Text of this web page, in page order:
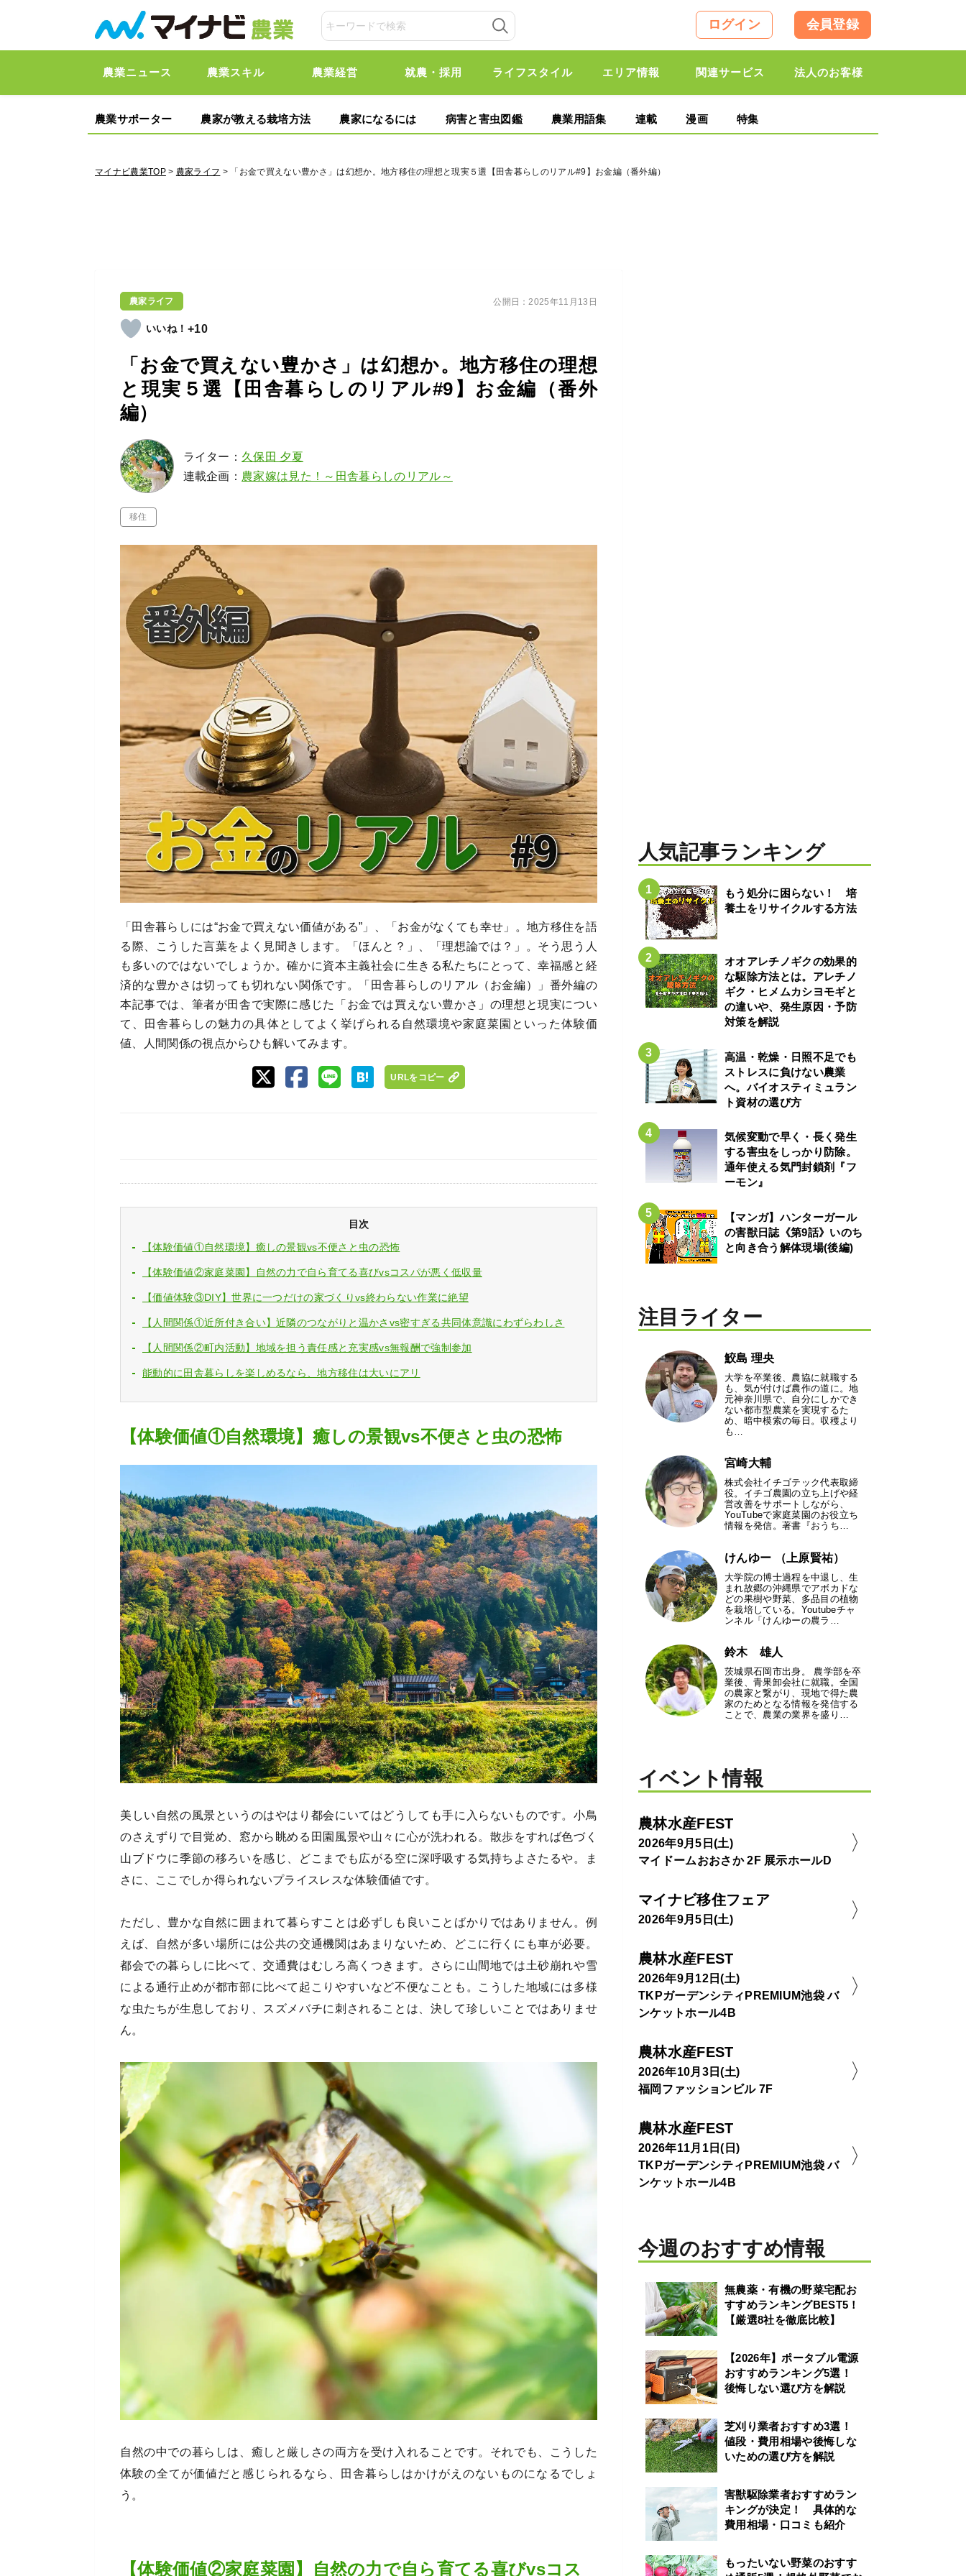
ログイン 会員登録
農業ニュース 農業スキル 農業経営 就農・採用 ライフスタイル エリア情報 関連サービス 法人のお客様
農業サポーター 農家が教える栽培方法 農家になるには 病害と害虫図鑑 農業用語集 連載 漫画 特集
マイナビ農業TOP> 農家ライフ > 「お金で買えない豊かさ」は幻想か。地方移住の理想と現実５選【田舎暮らしのリアル#9】お金編（番外編）
農家ライフ
+10
「お金で買えない豊かさ」は幻想か。地方移住の理想
と現実５選【田舎暮らしのリアル#9】お金編（番外
編）
ライター： 久保田 夕夏
連載企画： 農家嫁は見た！～田舎暮らしのリアル～
移住
公開日：2025年11月13日
「田舎暮らしには“お金で買えない価値がある”」、「お金がなくても幸せ」。地方移住を語
る際、こうした言葉をよく見聞きします。「ほんと？」、「理想論では？」。そう思う人
も多いのではないでしょうか。確かに資本主義社会に生きる私たちにとって、幸福感と経
済的な豊かさは切っても切れない関係です。「田舎暮らしのリアル（お金編）」番外編の
本記事では、筆者が田舎で実際に感じた「お金では買えない豊かさ」の理想と現実につい
て、田舎暮らしの魅力の具体としてよく挙げられる自然環境や家庭菜園といった体験価
値、人間関係の視点からひも解いてみます。
URLをコピー
目次
【体験価値①自然環境】癒しの景観vs不便さと虫の恐怖
【体験価値②家庭菜園】自然の力で自ら育てる喜びvsコスパが悪く低収量
【価値体験③DIY】世界に一つだけの家づくりvs終わらない作業に絶望
【人間関係①近所付き合い】近隣のつながりと温かさvs密すぎる共同体意識にわずらわしさ
【人間関係②町内活動】地域を担う責任感と充実感vs無報酬で強制参加
能動的に田舎暮らしを楽しめるなら、地方移住は大いにアリ
【体験価値①自然環境】癒しの景観vs不便さと虫の恐怖
美しい自然の風景というのはやはり都会にいてはどうしても手に入らないものです。小鳥
のさえずりで目覚め、窓から眺める田園風景や山々に心が洗われる。散歩をすれば色づく
山ブドウに季節の移ろいを感じ、どこまでも広がる空に深呼吸する気持ちよさたるや。ま
さに、ここでしか得られないプライスレスな体験価値です。
ただし、豊かな自然に囲まれて暮らすことは必ずしも良いことばかりではありません。例
えば、自然が多い場所には公共の交通機関はあまりないため、どこに行くにも車が必要。
都会での暮らしに比べて、交通費はむしろ高くつきます。さらに山間地では土砂崩れや雪
による通行止めが都市部に比べて起こりやすいなど不便なことも。こうした地域には多様
な虫たちが生息しており、スズメバチに刺されることは、決して珍しいことではありませ
ん。
自然の中での暮らしは、癒しと厳しさの両方を受け入れることです。それでも、こうした
体験の全てが価値だと感じられるなら、田舎暮らしはかけがえのないものになるでしょ
う。
【体験価値②家庭菜園】自然の力で自ら育てる喜びvsコス
人気記事ランキング
もう処分に困らない！ 培
養土をリサイクルする方法
オオアレチノギクの効果的
な駆除方法とは。アレチノ
ギク・ヒメムカシヨモギと
の違いや、発生原因・予防
対策を解説
高温・乾燥・日照不足でも
ストレスに負けない農業
へ。バイオスティミュラン
ト資材の選び方
気候変動で早く・長く発生
する害虫をしっかり防除。
通年使える気門封鎖剤『フ
ーモン』
【マンガ】ハンターガール
の害獣日誌《第9話》いのち
と向き合う解体現場(後編)
注目ライター
鮫島 理央
大学を卒業後、農協に就職する
も、気が付けば農作の道に。地
元神奈川県で、自分にしかでき
ない都市型農業を実現するた
め、暗中模索の毎日。収穫より
も…
宮崎大輔
株式会社イチゴテック代表取締
役。イチゴ農園の立ち上げや経
営改善をサポートしながら、
YouTubeで家庭菜園のお役立ち
情報を発信。著書『おうち…
けんゆー （上原賢祐）
大学院の博士過程を中退し、生
まれ故郷の沖縄県でアボカドな
どの果樹や野菜、多品目の植物
を栽培している。Youtubeチャ
ンネル「けんゆーの農ラ…
鈴木 雄人
茨城県石岡市出身。 農学部を卒
業後、青果卸会社に就職。全国
の農家と繋がり、現地で得た農
家のためとなる情報を発信する
ことで、農業の業界を盛り…
イベント情報
農林水産FEST
2026年9月5日(土)
マイドームおおさか 2F 展示ホールD
マイナビ移住フェア
2026年9月5日(土)
農林水産FEST
2026年9月12日(土)
TKPガーデンシティPREMIUM池袋 バ
ンケットホール4B
農林水産FEST
2026年10月3日(土)
福岡ファッションビル 7F
農林水産FEST
2026年11月1日(日)
TKPガーデンシティPREMIUM池袋 バ
ンケットホール4B
今週のおすすめ情報
無農薬・有機の野菜宅配お
すすめランキングBEST5！
【厳選8社を徹底比較】
【2026年】ポータブル電源
おすすめランキング5選！
後悔しない選び方を解説
芝刈り業者おすすめ3選！
値段・費用相場や後悔しな
いための選び方を解説
害獣駆除業者おすすめラン
キングが決定！ 具体的な
費用相場・口コミも紹介
もったいない野菜のおすす